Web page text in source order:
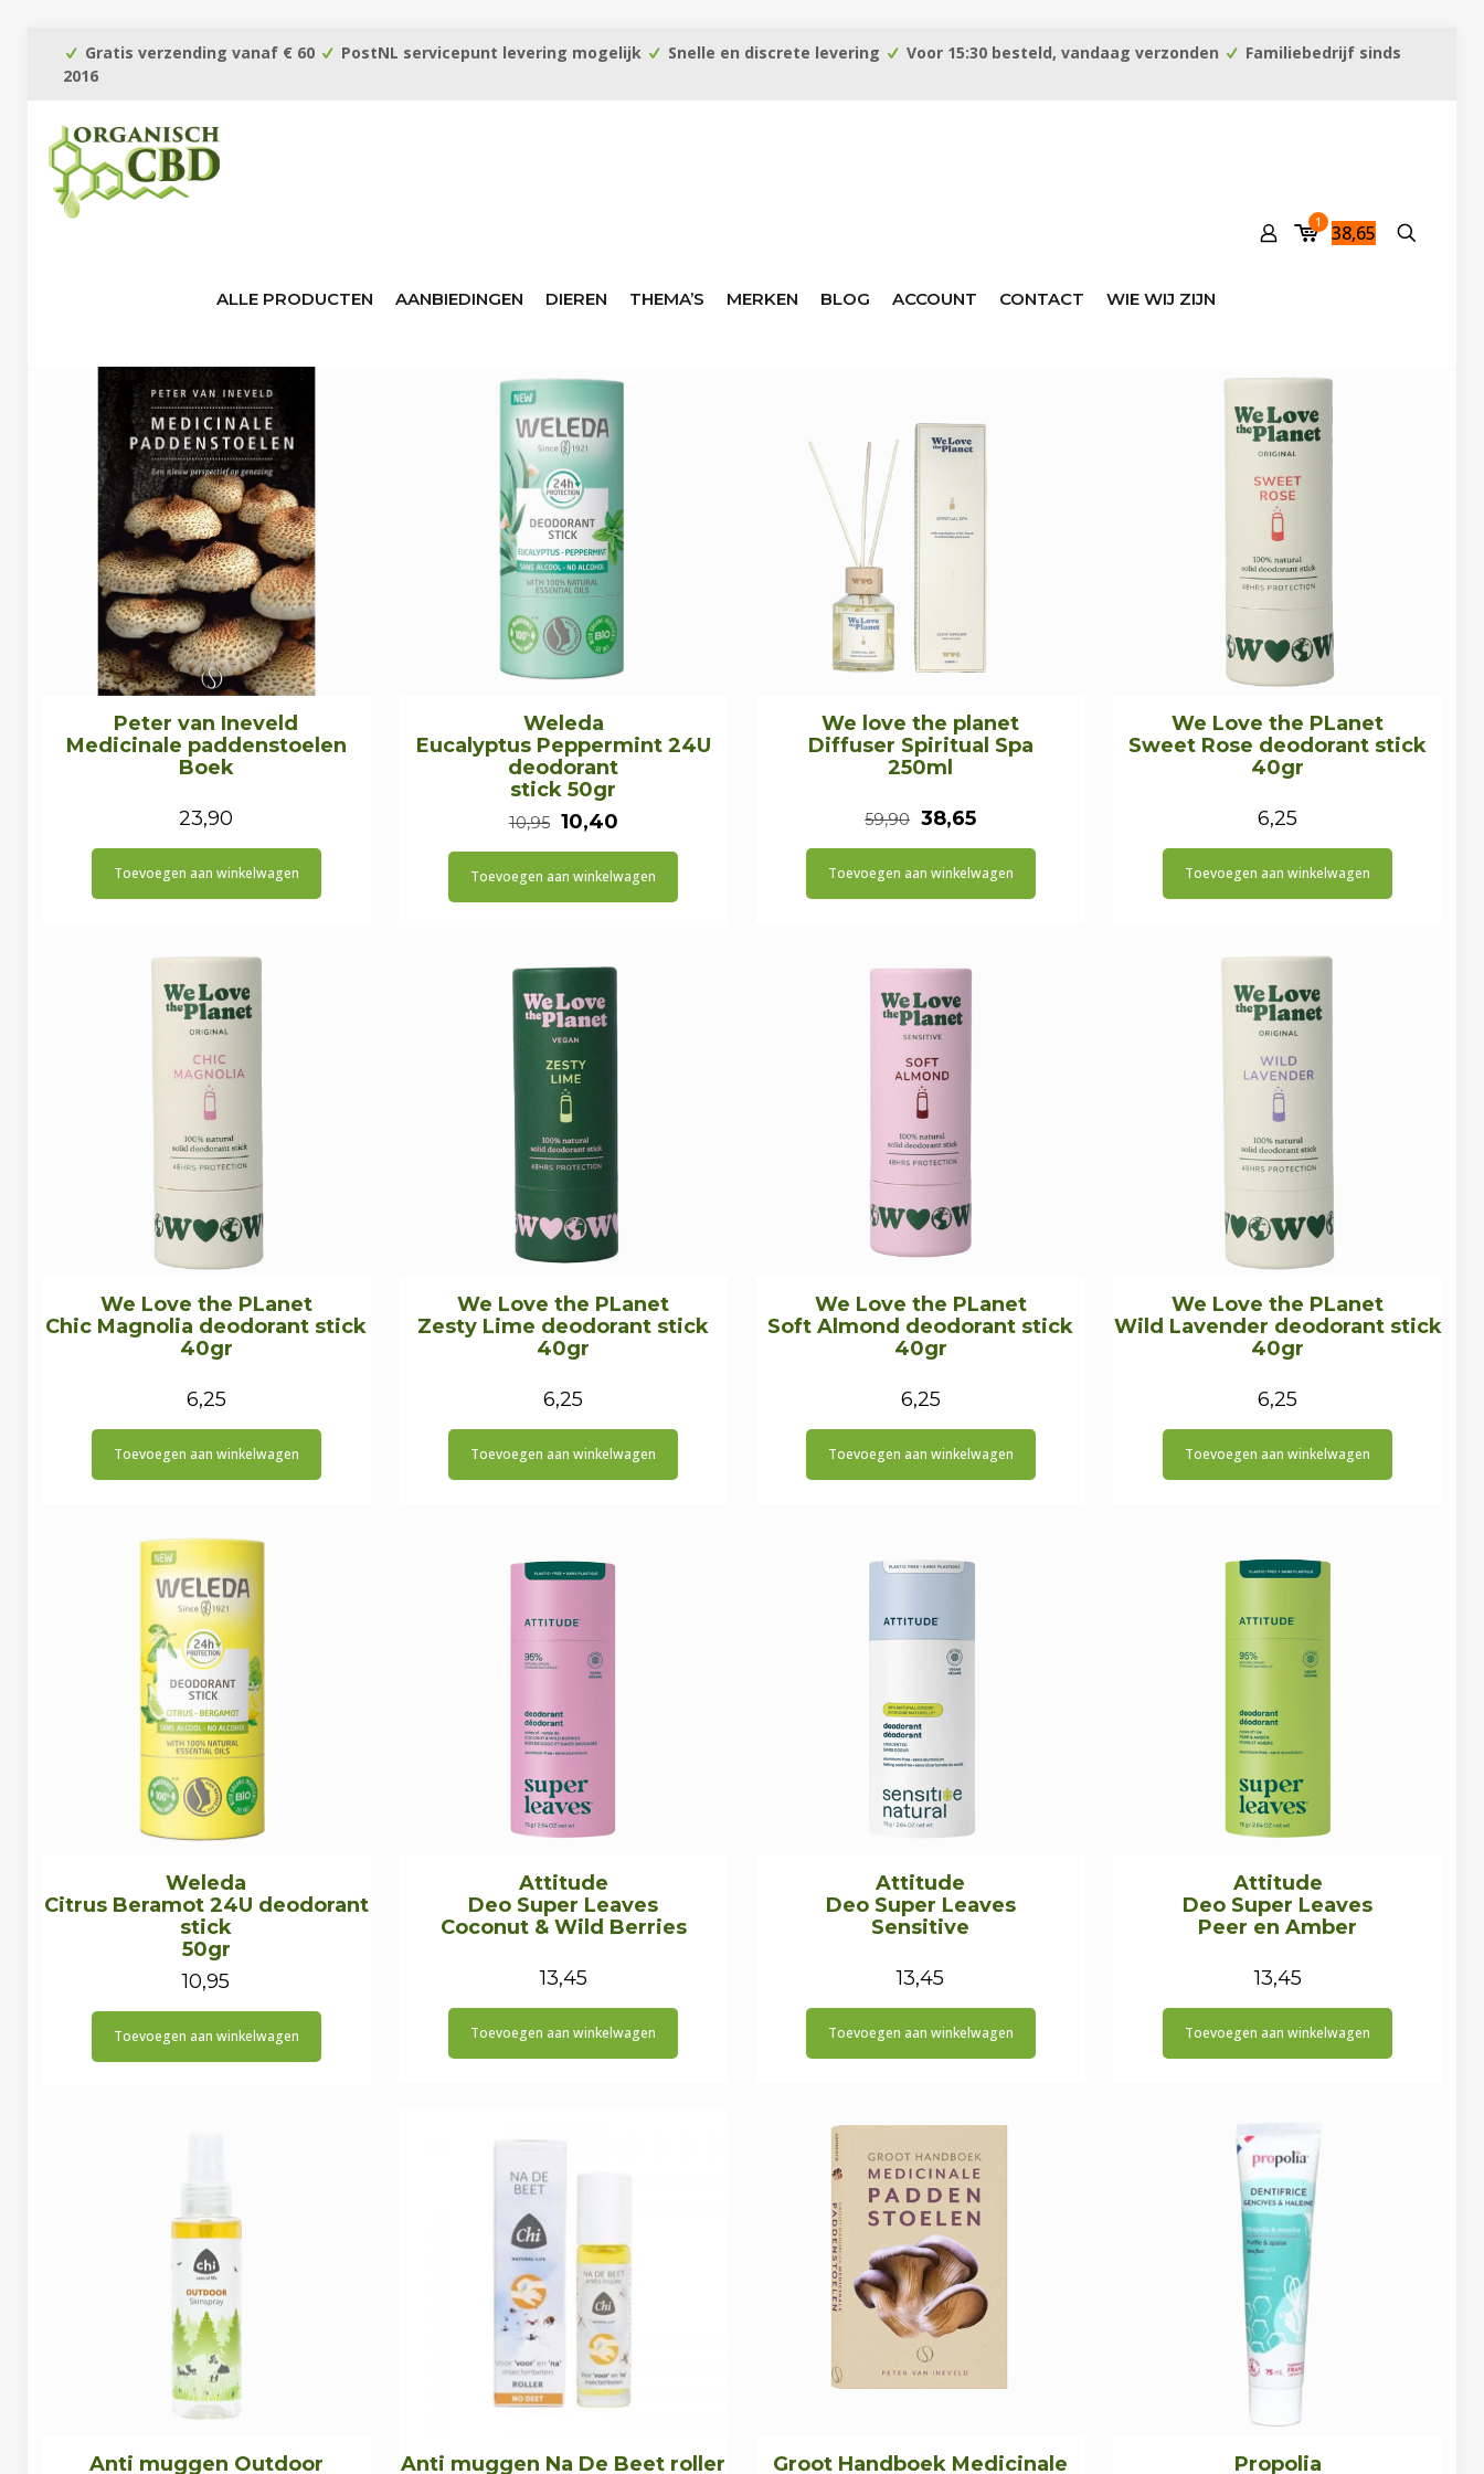
Gratis verzending vanaf € 60 PostNL servicepunt levering mogelijk Snelle en discrete levering Voor 15:30 besteld, vandaag verzonden
Familiebedrijf sinds
2016
ALLE PRODUCTEN AANBIEDINGEN DIEREN THEMA’S MERKEN BLOG ACCOUNT CONTACT WIE WIJ ZIJN
1 38,65
Peter van Ineveld
Medicinale paddenstoelen
Boek
23,90
Toevoegen aan winkelwagen
Weleda
Eucalyptus Peppermint 24U
deodorant
stick 50gr
10,95 Oorspronkelijke
prijs
10,40Huidige
prijs
is:
Toevoegen aan winkelwagen
We love the planet
Diffuser Spiritual Spa
250ml
59,90 Oorspronkelijke
prijs
38,65Huidige
prijs
is:
Toevoegen aan winkelwagen
We Love the PLanet
Sweet Rose deodorant stick
40gr
6,25
Toevoegen aan winkelwagen
We Love the PLanet
Chic Magnolia deodorant stick
40gr
6,25
Toevoegen aan winkelwagen
We Love the PLanet
Zesty Lime deodorant stick
40gr
6,25
Toevoegen aan winkelwagen
We Love the PLanet
Soft Almond deodorant stick
40gr
6,25
Toevoegen aan winkelwagen
We Love the PLanet
Wild Lavender deodorant stick
40gr
6,25
Toevoegen aan winkelwagen
Weleda
Citrus Beramot 24U deodorant
stick
50gr
10,95
Toevoegen aan winkelwagen
Attitude
Deo Super Leaves
Coconut & Wild Berries
13,45
Toevoegen aan winkelwagen
Attitude
Deo Super Leaves
Sensitive
13,45
Toevoegen aan winkelwagen
Attitude
Deo Super Leaves
Peer en Amber
13,45
Toevoegen aan winkelwagen
Anti muggen Outdoor
Anti muggen Na De Beet roller
Groot Handboek Medicinale
Propolia